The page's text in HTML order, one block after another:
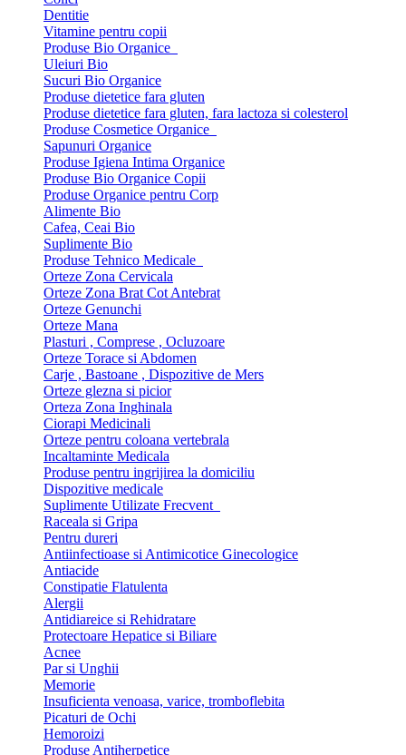
Dentitie
Vitamine pentru copii
Produse Bio Organice
Uleiuri Bio
Sucuri Bio Organice
Produse dietetice fara gluten
Produse dietetice fara gluten, fara lactoza si colesterol
Produse Cosmetice Organice
Sapunuri Organice
Produse Igiena Intima Organice
Produse Bio Organice Copii
Produse Organice pentru Corp
Alimente Bio
Cafea, Ceai Bio
Suplimente Bio
Produse Tehnico Medicale
Orteze Zona Cervicala
Orteze Zona Brat Cot Antebrat
Orteze Genunchi
Orteze Mana
Plasturi , Comprese , Ocluzoare
Orteze Torace si Abdomen
Carje , Bastoane , Dispozitive de Mers
Orteze glezna si picior
Orteza Zona Inghinala
Ciorapi Medicinali
Orteze pentru coloana vertebrala
Incaltaminte Medicala
Produse pentru ingrijirea la domiciliu
Dispozitive medicale
Suplimente Utilizate Frecvent
Raceala si Gripa
Pentru dureri
Antiinfectioase si Antimicotice Ginecologice
Antiacide
Constipatie Flatulenta
Alergii
Antidiareice si Rehidratare
Protectoare Hepatice si Biliare
Acnee
Par si Unghii
Memorie
Insuficienta venoasa, varice, tromboflebita
Picaturi de Ochi
Hemoroizi
Produse Antiherpetice